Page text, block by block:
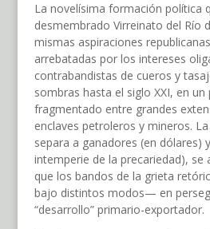
La novelísima formación política
desmembrado Virreinato del Río
mismas aspiraciones
arrebatadas por los intereses
contrabandistas de cueros y
sombras hasta el siglo XXI, en
fragmentado entre grandes
enclaves petroleros y mineros.
separa a ganadores (en dólares)
intemperie de la precariedad), se
que los bandos de la grieta
bajo distintos modos— en
“desarrollo” primario-exportador.